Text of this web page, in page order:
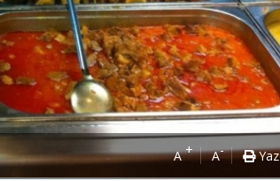
A+ A-